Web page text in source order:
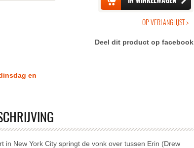
en
Deel dit product op facebook
in New York City springt de vonk over tussen Erin (Drew